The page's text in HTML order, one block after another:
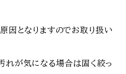
となりますのでお取り扱い
が気になる場合は固く絞っ